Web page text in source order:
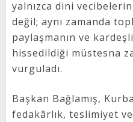
yalnızca dini
değil; aynı zamanda
paylaşmanın ve
hissedildiği müstesna
vurguladı.
Başkan Bağlamış,
fedakârlık, teslimiyet